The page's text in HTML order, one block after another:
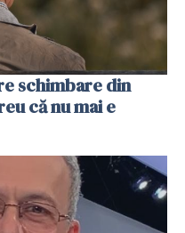
schimbare din
că nu mai e